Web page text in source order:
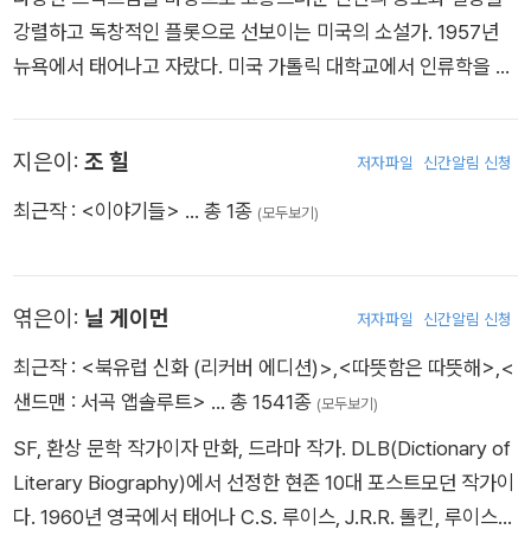
낯선 조류On Stranger Tides (1987)』 『라미아가 보고 있다Th
e Stress of Her Regard (1989)』 Last Call (1992) - 아래 두
thquake Weather (1997) Declare (2000) Three Days to
Never (2006) Hide Me Among the Graves (2012) - 『라미
아가 보고 있다』의 속편이다. [중단편집] Night Moves and Ot
시인이다.) The Devils in the Details (2003) - 제임스 블레이
록과 공저 Strange Itineraries (2004) The Bible Repairman
(2005) A Soul in a Bottle (2007) The Bible Repairman an
d Other Stories (2011) [기타] The Complete Twelve Hour
s of the Night (1985) - 윌리엄 애시블레스란 이름으로 제임스
블레이록과 공저 A Short Poem by William Ashbless (1987)
00만 명이 청취하는 팟캐스트 <스튜디오 360>의 진행자이자
공동창작자인 그는 이 프로그램으로 ‘방송계의 퓰리처상’이라 불
동하는 동안 비관적이면서도 문학적 세계관이 뚜렷한 일련의 판
타지 소설들을 발표해 입지를 쌓았다. 대표작으로 영웅판타지 장
르의 걸작 ‘엘릭’ 시리즈(1963~1977), 영미 대중문화 신에서 하
나의 고유명사가 된 ‘제리 코넬리우스’ 시리즈(1969~2011) 등이
있다. 그의 주인공들과 배경 세계는 후배 작가들의 작품에 인용되
밴드를 만들어 활동한 경험이 있으며 지금도 간간이 앨범을 내고
디언 상’을 받았다. 그의 작품들은 ‘다차원 우주’로 표현되는 독특
한 세계관과 전통적인 영웅상에 반기를 든 ‘비(非)영웅’ 캐릭터들
로 지금도 대중의 큰 사랑을 받고 있다. 문학적으로도 그 공로를
공로상(2004)을 수상했으며, 2008년에는 SF 문학계에 큰 족
적을 남긴 작가에게 헌정하는 ‘그랜드마스터’로 추대되었다(역대
그랜드마스터로는 아서 클라크, 아이작 아시모프, 어슐러 르 귄
강렬하고 독창적인 플롯으로 선보이는 미국의 소설가. 1957년
뉴욕에서 태어나고 자랐다. 미국 가톨릭 대학교에서 인류학을 전
리고 펑크 문화에서 신화에 이르기까지 다양한 분야를 연구하며
강렬한 이야기들을 선보였다. 월드 판타지상, 네뷸러상, 셜리 잭
스트』와 『로스앤젤레스 타임스』, 『살롱』, 『빌리지 보이스』를 비롯
한 다양한 지면에 평론과 에세이를 기고하기도 한다. 『와일딩 홀
년대 영국의 한 포크 록 밴드가 경험한 형언할 수 없는 진기한 사
건을 독특한 형식으로 보여 준 이야기이다. 『뉴욕 타임스』 및 『워
싱턴 포스트』 에서 〈주목할 만한 책〉으로 선정되는 등 관심을 받
았다. 이 외의 작품으로 『성서 점Bibliomancy』(2003)과 일리리
야Illyria』 (2006), 『세대 손실Generation Loss』 (2017), 『호기
지은이: 조 힐 저자파일 신간알림 신청
최근작 : <이야기들> … 총 1종 (모두보기)
엮은이: 닐 게이먼 저자파일 신간알림 신청
최근작 : <북유럽 신화 (리커버 에디션)> <따뜻함은 따뜻해> <
샌드맨 : 서곡 앱솔루트> … 총 1541종 (모두보기)
SF, 환상 문학 작가이자 만화, 드라마 작가. DLB(Dictionary of
Literary Biography)에서 선정한 현존 10대 포스트모던 작가이
다. 1960년 영국에서 태어나 C.S. 루이스, J.R.R. 톨킨, 루이스